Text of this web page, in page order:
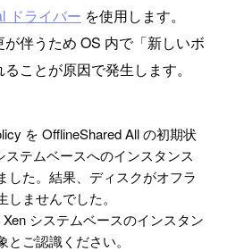
ドライバー を使用します。
伴うため OS 内で「新しいボ
ことが原因で発生します。
を OfflineShared All の初期状
ステムベースへのインスタンス
した。結果、ディスクがオフラ
ませんでした。
システムベースのインスタン
ご認識ください。